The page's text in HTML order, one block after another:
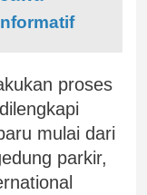
proses
mulai dari
parkir,